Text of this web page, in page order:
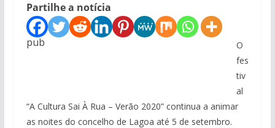
Partilhe a notícia
pub
O
fes
tiv
al
“A Cultura Sai À Rua – Verão 2020” continua a animar
as noites do concelho de Lagoa até 5 de setembro.